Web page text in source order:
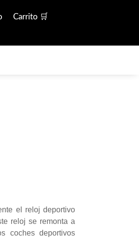
Carrito 🛒
el reloj deportivo
reloj se remonta a
coches deportivos